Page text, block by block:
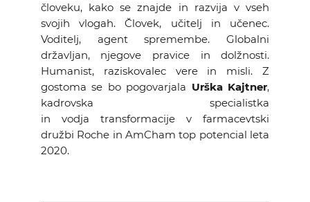
človeku, kako se znajde in razvija v vseh
svojih vlogah. Človek, učitelj in učenec.
Voditelj, agent spremembe. Globalni
državljan, njegove pravice in dolžnosti.
Humanist, raziskovalec vere in misli. Z
gostoma se bo pogovarjala Urška Kajtner,
kadrovska specialistka
in vodja transformacije v farmacevtski
družbi Roche in AmCham top potencial leta
2020.